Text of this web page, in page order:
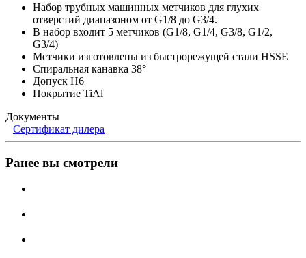
Набор трубных машинных метчиков для глухих
отверстий диапазоном от G1/8 до G3/4.
В набор входит 5 метчиков (G1/8, G1/4, G3/8, G1/2,
G3/4)
Метчики изготовлены из быстрорежущей стали HSSE
Спиральная канавка 38°
Допуск H6
Покрытие TiAl
Документы
Сертификат дилера
Ранее вы смотрели